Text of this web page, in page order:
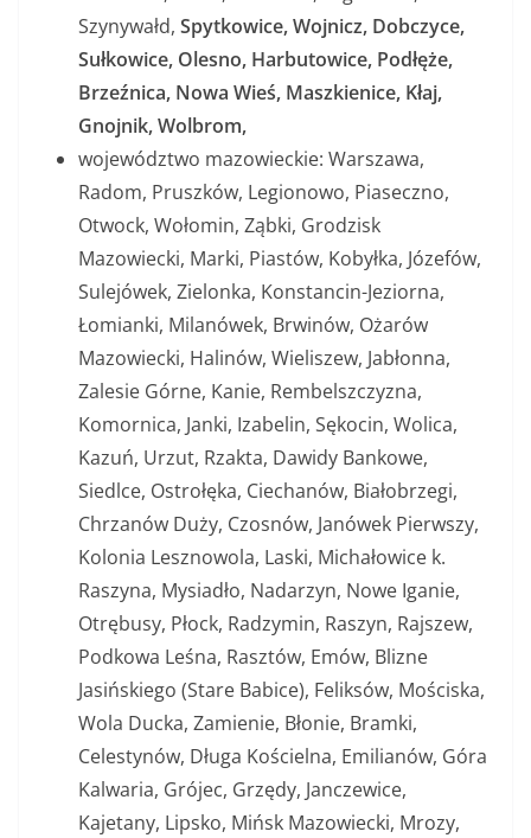
Szynywałd, Spytkowice, Wojnicz, Dobczyce,
Sułkowice, Olesno, Harbutowice, Podłęże,
Brzeźnica, Nowa Wieś, Maszkienice, Kłaj,
Gnojnik, Wolbrom,
województwo mazowieckie: Warszawa,
Radom, Pruszków, Legionowo, Piaseczno,
Otwock, Wołomin, Ząbki, Grodzisk
Mazowiecki, Marki, Piastów, Kobyłka, Józefów,
Sulejówek, Zielonka, Konstancin-Jeziorna,
Łomianki, Milanówek, Brwinów, Ożarów
Mazowiecki, Halinów, Wieliszew, Jabłonna,
Zalesie Górne, Kanie, Rembelszczyzna,
Komornica, Janki, Izabelin, Sękocin, Wolica,
Kazuń, Urzut, Rzakta, Dawidy Bankowe,
Siedlce, Ostrołęka, Ciechanów, Białobrzegi,
Chrzanów Duży, Czosnów, Janówek Pierwszy,
Kolonia Lesznowola, Laski, Michałowice k.
Raszyna, Mysiadło, Nadarzyn, Nowe Iganie,
Otrębusy, Płock, Radzymin, Raszyn, Rajszew,
Podkowa Leśna, Rasztów, Emów, Blizne
Jasińskiego (Stare Babice), Feliksów, Mościska,
Wola Ducka, Zamienie, Błonie, Bramki,
Celestynów, Długa Kościelna, Emilianów, Góra
Kalwaria, Grójec, Grzędy, Janczewice,
Kajetany, Lipsko, Mińsk Mazowiecki, Mrozy,